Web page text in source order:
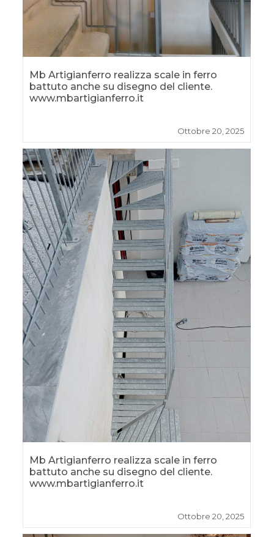
Mb Artigianferro realizza scale in ferro
battuto anche su disegno del cliente.
www.mbartigianferro.it
Ottobre 20, 2025
Mb Artigianferro realizza scale in ferro
battuto anche su disegno del cliente.
www.mbartigianferro.it
Ottobre 20, 2025